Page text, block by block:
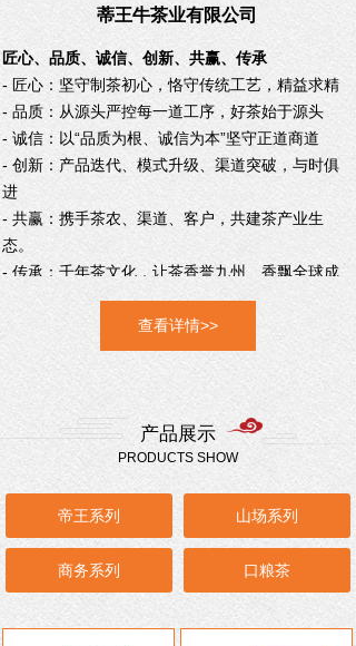
蒂王牛茶业有限公司
匠心、品质、诚信、创新、共赢、传承
- 匠心：坚守制茶初心，恪守传统工艺，精益求精
- 品质：从源头严控每一道工序，好茶始于源头
- 诚信：以“品质为根、诚信为本”坚守正道商道
- 创新：产品迭代、模式升级、渠道突破，与时俱
进
- 共赢：携手茶农、渠道、客户，共建茶产业生
态。
- 传承：千年茶文化，让茶香誉九州、香飘全球成
就百年传世茶企。
查看详情>>
山场系列
产品展示
PRODUCTS SHOW
帝王系列
商务系列 口粮茶